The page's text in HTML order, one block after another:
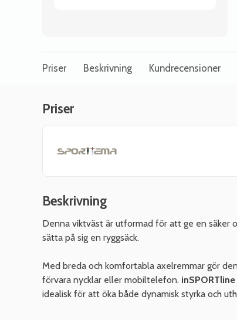
Priser Beskrivning Kundrecensioner
Priser
Beskrivning
Denna viktväst är utformad för att ge en säker
sätta på sig en ryggsäck.
Med breda och komfortabla axelremmar gör
förvara nycklar eller mobiltelefon.
idealisk för att öka både dynamisk styrka och